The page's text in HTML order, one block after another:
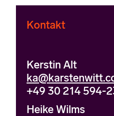
Kontakt
Kerstin Alt
+49 30 214 594-
Heike Wilms